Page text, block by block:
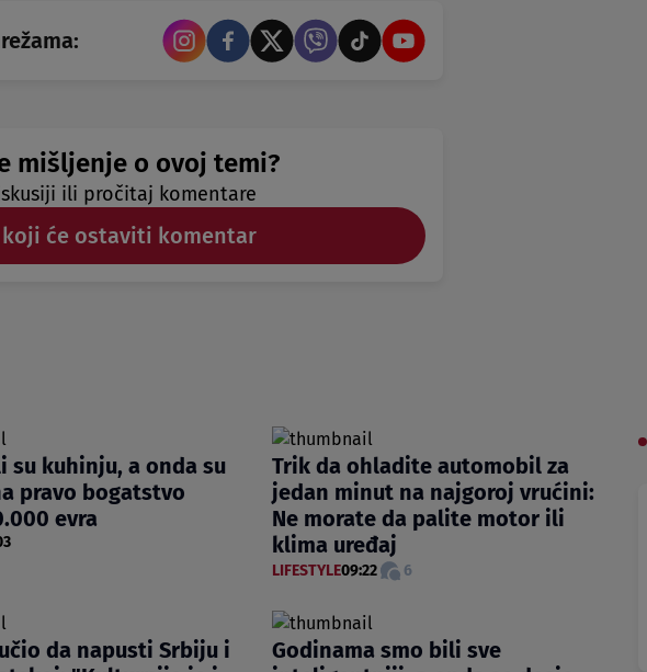
mišljenje o ovoj temi?
ili pročitaj komentare
će ostaviti komentar
su kuhinju, a onda su
pravo bogatstvo
evra
Trik da ohladite automobil za
jedan minut na najgoroj vrućini:
Ne morate da palite motor ili
klima uređaj
LIFESTYLE09:22 6
da napusti Srbiju i
Godinama smo bili sve